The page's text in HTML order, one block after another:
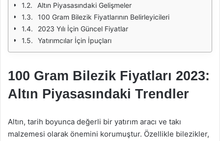
Altın Piyasasındaki Gelişmeler
100 Gram Bilezik Fiyatlarının Belirleyicileri
2023 Yılı İçin Güncel Fiyatlar
Yatırımcılar İçin İpuçları
100 Gram Bilezik Fiyatları 2023:
Altın Piyasasındaki Trendler
Altın, tarih boyunca değerli bir yatırım aracı ve takı
malzemesi olarak önemini korumuştur. Özellikle bilezikler,